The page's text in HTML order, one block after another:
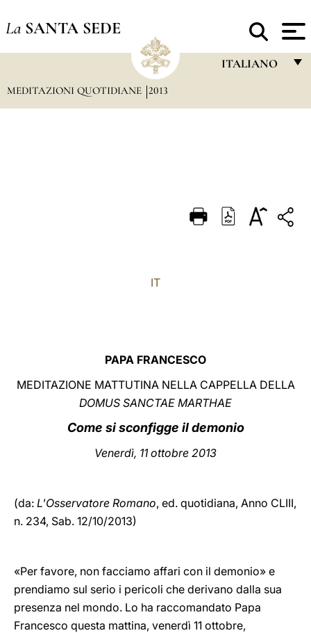
La SANTA SEDE
ITALIANO
DEUTSCH
MEDITAZIONI QUOTIDIANE 2013
IT
PAPA FRANCESCO
MEDITAZIONE MATTUTINA NELLA CAPPELLA DELLA
DOMUS SANCTAE MARTHAE
Come si sconfigge il demonio
Venerdì, 11 ottobre 2013
(da: L'Osservatore Romano, ed. quotidiana, Anno CLIII,
n. 234, Sab. 12/10/2013)
«Per favore, non facciamo affari con il demonio» e
prendiamo sul serio i pericoli che derivano dalla sua
presenza nel mondo. Lo ha raccomandato Papa
Francesco questa mattina, venerdì 11 ottobre,